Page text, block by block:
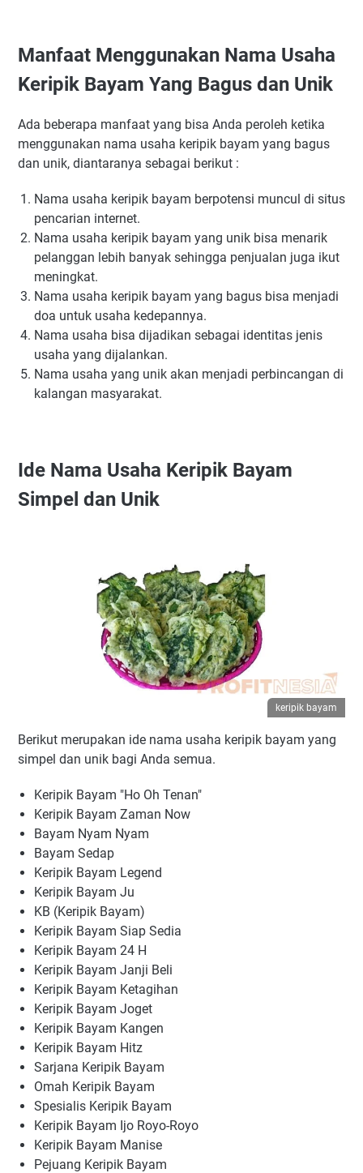
Manfaat Menggunakan Nama Usaha
Keripik Bayam Yang Bagus dan Unik
Ada beberapa manfaat yang bisa Anda peroleh ketika
menggunakan nama usaha keripik bayam yang bagus
dan unik, diantaranya sebagai berikut :
Nama usaha keripik bayam berpotensi muncul di situs
pencarian internet.
Nama usaha keripik bayam yang unik bisa menarik
pelanggan lebih banyak sehingga penjualan juga ikut
meningkat.
Nama usaha keripik bayam yang bagus bisa menjadi
doa untuk usaha kedepannya.
Nama usaha bisa dijadikan sebagai identitas jenis
usaha yang dijalankan.
Nama usaha yang unik akan menjadi perbincangan di
kalangan masyarakat.
Ide Nama Usaha Keripik Bayam
Simpel dan Unik
keripik bayam
Berikut merupakan ide nama usaha keripik bayam yang
simpel dan unik bagi Anda semua.
Keripik Bayam "Ho Oh Tenan"
Keripik Bayam Zaman Now
Bayam Nyam Nyam
Bayam Sedap
Keripik Bayam Legend
Keripik Bayam Ju
KB (Keripik Bayam)
Keripik Bayam Siap Sedia
Keripik Bayam 24 H
Keripik Bayam Janji Beli
Keripik Bayam Ketagihan
Keripik Bayam Joget
Keripik Bayam Kangen
Keripik Bayam Hitz
Sarjana Keripik Bayam
Omah Keripik Bayam
Spesialis Keripik Bayam
Keripik Bayam Ijo Royo-Royo
Keripik Bayam Manise
Pejuang Keripik Bayam